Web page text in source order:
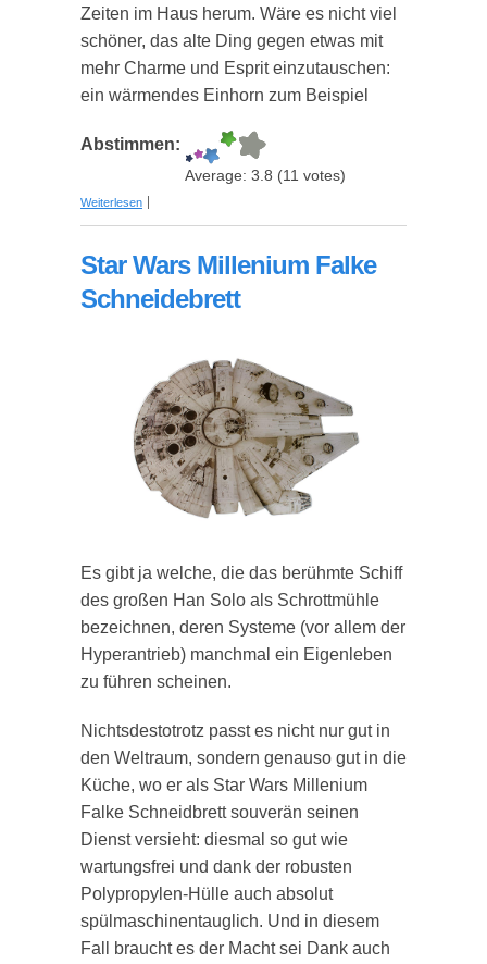
Zeiten im Haus herum. Wäre es nicht viel
schöner, das alte Ding gegen etwas mit
mehr Charme und Esprit einzutauschen:
ein wärmendes Einhorn zum Beispiel
Abstimmen:
Average: 3.8 (11 votes)
Weiterlesen über Kuscheliges Einhorn als Wärmekissen
Star Wars Millenium Falke
Schneidebrett
Es gibt ja welche, die das berühmte Schiff
des großen Han Solo als Schrottmühle
bezeichnen, deren Systeme (vor allem der
Hyperantrieb) manchmal ein Eigenleben
zu führen scheinen.
Nichtsdestotrotz passt es nicht nur gut in
den Weltraum, sondern genauso gut in die
Küche, wo er als Star Wars Millenium
Falke Schneidbrett souverän seinen
Dienst versieht: diesmal so gut wie
wartungsfrei und dank der robusten
Polypropylen-Hülle auch absolut
spülmaschinentauglich. Und in diesem
Fall braucht es der Macht sei Dank auch